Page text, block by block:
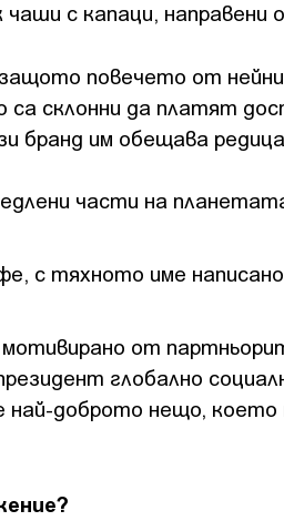
с капаци,
повечето от
склонни да платят
бранд им обещава
части на
с тяхното име
от
глобално
най-доброто нещо,